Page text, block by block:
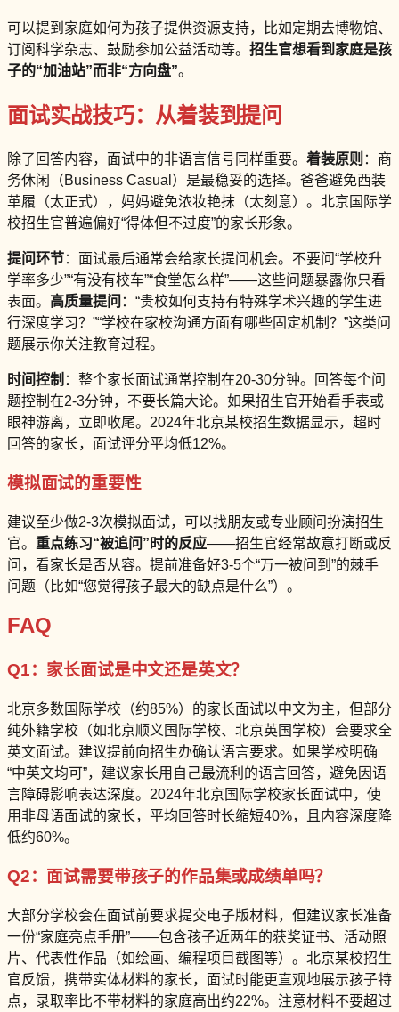
可以提到家庭如何为孩子提供资源支持，比如定期去博物馆、
订阅科学杂志、鼓励参加公益活动等。 招生官想看到家庭是孩
子的“加油站”而非“方向盘”。
面试实战技巧：从着装到提问
除了回答内容，面试中的非语言信号同样重要。 着装原则 ：商
务休闲（Business Casual）是最稳妥的选择。爸爸避免西装
革履（太正式），妈妈避免浓妆艳抹（太刻意）。北京国际学
校招生官普遍偏好“得体但不过度”的家长形象。
提问环节：面试最后通常会给家长提问机会。不要问“学校升
学率多少”“有没有校车”“食堂怎么样”——这些问题暴露你只看
表面。 高质量提问 ：“贵校如何支持有特殊学术兴趣的学生进
行深度学习？”“学校在家校沟通方面有哪些固定机制？”这类问
题展示你关注教育过程。
时间控制 ：整个家长面试通常控制在20-30分钟。回答每个问
题控制在2-3分钟，不要长篇大论。如果招生官开始看手表或
眼神游离，立即收尾。2024年北京某校招生数据显示，超时
回答的家长，面试评分平均低12%。
模拟面试的重要性
建议至少做2-3次模拟面试，可以找朋友或专业顾问扮演招生
官。 重点练习“被追问”时的反应——招生官经常故意打断或反
问，看家长是否从容。提前准备好3-5个“万一被问到”的棘手
问题（比如“您觉得孩子最大的缺点是什么”）。
FAQ
Q1：家长面试是中文还是英文？
北京多数国际学校（约85%）的家长面试以中文为主，但部分
纯外籍学校（如北京顺义国际学校、北京英国学校）会要求全
英文面试。建议提前向招生办确认语言要求。如果学校明确
“中英文均可”，建议家长用自己最流利的语言回答，避免因语
言障碍影响表达深度。2024年北京国际学校家长面试中，使
用非母语面试的家长，平均回答时长缩短40%，且内容深度降
低约60%。
Q2：面试需要带孩子的作品集或成绩单吗？
大部分学校会在面试前要求提交电子版材料，但建议家长准备
一份“家庭亮点手册”——包含孩子近两年的获奖证书、活动照
片、代表性作品（如绘画、编程项目截图等）。北京某校招生
官反馈，携带实体材料的家长，面试时能更直观地展示孩子特
点，录取率比不带材料的家庭高出约22%。注意材料不要超过